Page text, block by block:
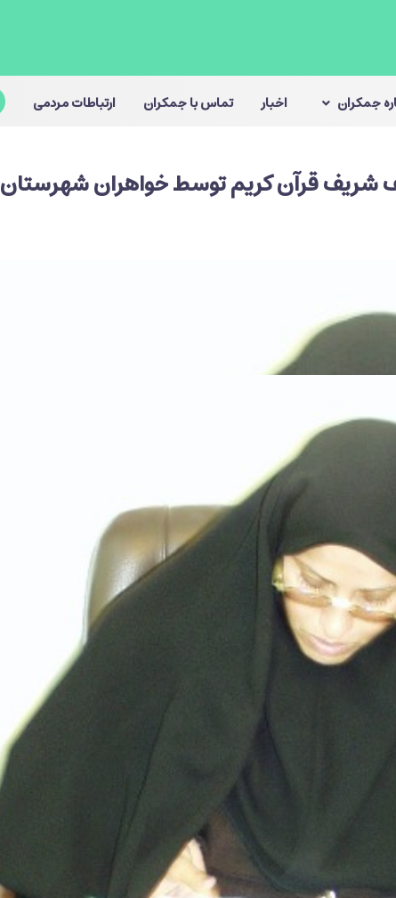
جمکران اخبار تماس با جمکران ارتباطات مردمی
قرآن كريم توسط خواهران شهرستان